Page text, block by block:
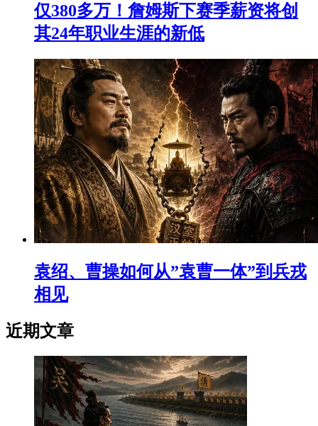
仅380多万！詹姆斯下赛季薪资将创
其24年职业生涯的新低
袁绍、曹操如何从”袁曹一体”到兵戎
相见
近期文章